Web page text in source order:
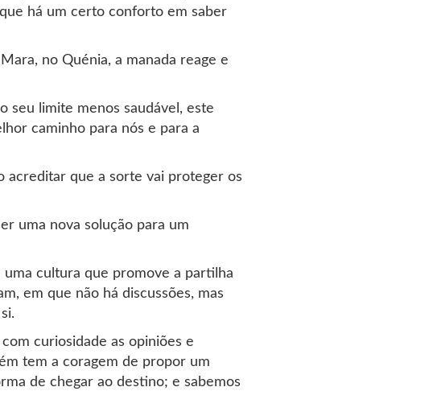
há um certo conforto em saber
no Quénia, a manada reage e
seu limite menos saudável, este
caminho para nós e para a
acreditar que a sorte vai proteger os
uma nova solução para um
uma cultura que promove a partilha
em que não há discussões, mas
curiosidade as opiniões e
tem a coragem de propor um
de chegar ao destino; e sabemos